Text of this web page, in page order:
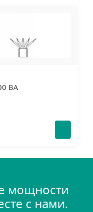
BA
мощности
с нами.